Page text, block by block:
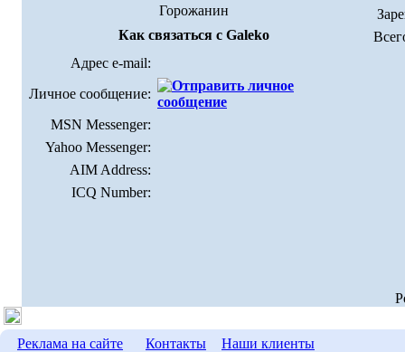
Горожанин
Как связаться с Galeko
Адрес e-mail:
Личное сообщение:
MSN Messenger:
Yahoo Messenger:
AIM Address:
ICQ Number:
Реклама на сайте Контакты Наши клиенты